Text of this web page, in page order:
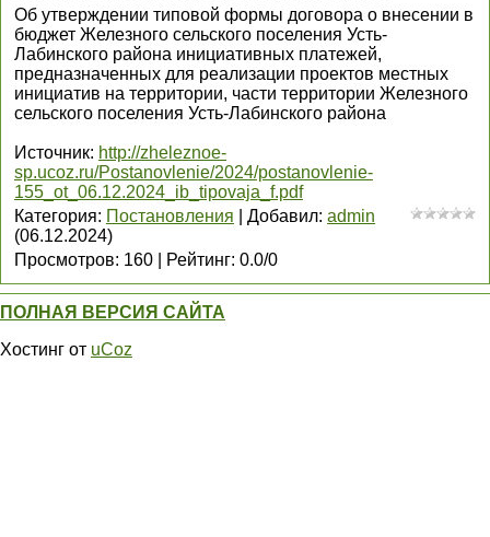
Об утверждении типовой формы договора о внесении в
бюджет Железного сельского поселения Усть-
Лабинского района инициативных платежей,
предназначенных для реализации проектов местных
инициатив на территории, части территории Железного
сельского поселения Усть-Лабинского района
Источник: http://zheleznoe-
sp.ucoz.ru/Postanovlenie/2024/postanovlenie-
155_ot_06.12.2024_ib_tipovaja_f.pdf
Категория: Постановления Добавил: admin
(06.12.2024)
Просмотров: 160 Рейтинг: 0.0/0
ПОЛНАЯ ВЕРСИЯ САЙТА
Хостинг от uCoz